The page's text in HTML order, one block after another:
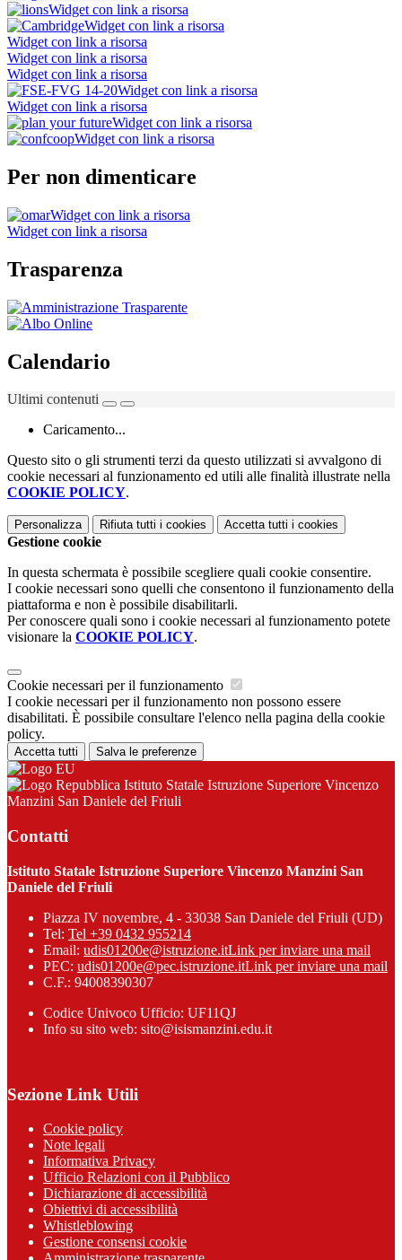
Widget con link a risorsa
Widget con link a risorsa
Widget con link a risorsa
Widget con link a risorsa
Widget con link a risorsa
Widget con link a risorsa
Widget con link a risorsa
Widget con link a risorsa
Widget con link a risorsa
Per non dimenticare
Widget con link a risorsa
Widget con link a risorsa
Trasparenza
Calendario
Ultimi contenuti
Caricamento...
Questo sito o gli strumenti terzi da questo utilizzati si avvalgono di
cookie necessari al funzionamento ed utili alle finalità illustrate nella
COOKIE POLICY.
Personalizza Rifiuta tutti i cookies Accetta tutti i cookies
Gestione cookie
In questa schermata è possibile scegliere quali cookie consentire.
I cookie necessari sono quelli che consentono il funzionamento della
piattaforma e non è possibile disabilitarli.
Per conoscere quali sono i cookie necessari al funzionamento potete
visionare la COOKIE POLICY.
Cookie necessari per il funzionamento
I cookie necessari per il funzionamento non possono essere
disabilitati. È possibile consultare l'elenco nella pagina della cookie
policy.
Accetta tutti Salva le preferenze
Istituto Statale Istruzione Superiore Vincenzo
Manzini San Daniele del Friuli
Contatti
Istituto Statale Istruzione Superiore Vincenzo Manzini San
Daniele del Friuli
Piazza IV novembre, 4 - 33038 San Daniele del Friuli (UD)
Tel: Tel +39 0432 955214
Email: udis01200e@istruzione.itLink per inviare una mail
PEC: udis01200e@pec.istruzione.itLink per inviare una mail
C.F.: 94008390307
Codice Univoco Ufficio: UF11QJ
Info su sito web: sito@isismanzini.edu.it
Sezione Link Utili
Cookie policy
Note legali
Informativa Privacy
Ufficio Relazioni con il Pubblico
Dichiarazione di accessibilità
Obiettivi di accessibilità
Whistleblowing
Gestione consensi cookie